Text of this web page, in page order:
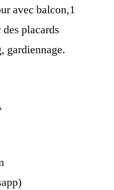
avec balcon,1
placards
gardiennage.